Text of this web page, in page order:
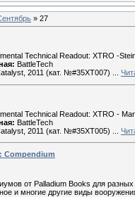
» 27
Technical Readout: XTRO -
BattleTech
2011 (кат. №#35XT007)
Technical Readout: XTRO -
BattleTech
2011 (кат. №#35XT005)
Compendium
от Palladium Books для
и многие другие виды